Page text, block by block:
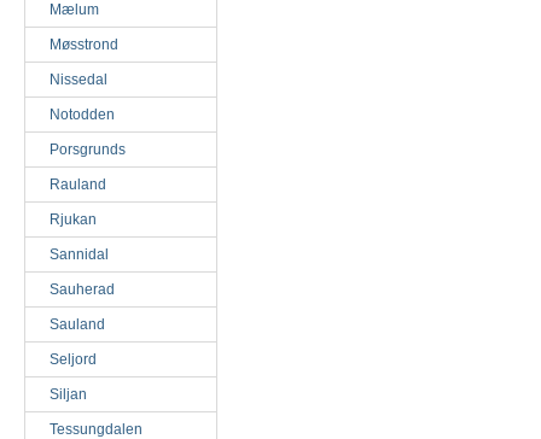
Mælum
Møsstrond
Nissedal
Notodden
Porsgrunds
Rauland
Rjukan
Sannidal
Sauherad
Sauland
Seljord
Siljan
Tessungdalen